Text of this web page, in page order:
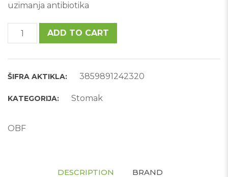
uzimanja antibiotika
BIORELA DAILY quantity
ADD TO CART
ŠIFRA AKTIKLA: 3859891242320
KATEGORIJA: Stomak
OBF
DESCRIPTION BRAND